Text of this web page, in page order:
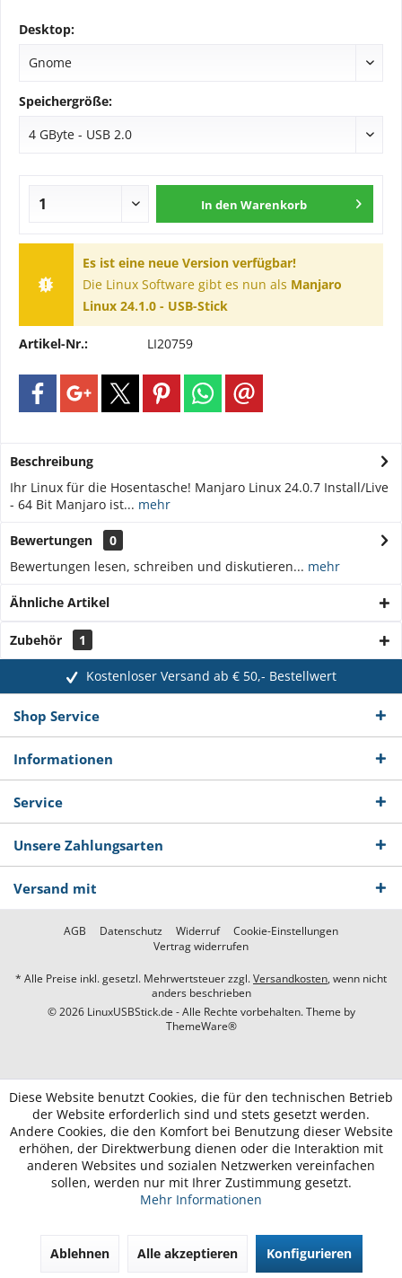
Desktop:
Speichergröße:
In den Warenkorb
Es ist eine neue Version verfügbar!
Die Linux Software gibt es nun als Manjaro
Linux 24.1.0 - USB-Stick
Artikel-Nr.: LI20759
Beschreibung
Ihr Linux für die Hosentasche! Manjaro Linux 24.0.7 Install/Live
- 64 Bit Manjaro ist... mehr
Bewertungen
0
Bewertungen lesen, schreiben und diskutieren... mehr
Ähnliche Artikel
Zubehör 1
Kostenloser Versand ab € 50,- Bestellwert
Shop Service
Informationen
Service
Unsere Zahlungsarten
Versand mit
AGB Datenschutz Widerruf
Cookie-Einstellungen
Vertrag widerrufen
* Alle Preise inkl. gesetzl. Mehrwertsteuer zzgl.Versandkosten, wenn nicht
anders beschrieben
© 2026 LinuxUSBStick.de - Alle Rechte vorbehalten. Theme by
ThemeWare®
Diese Website benutzt Cookies, die für den technischen Betrieb
der Website erforderlich sind und stets gesetzt werden.
Andere Cookies, die den Komfort bei Benutzung dieser Website
erhöhen, der Direktwerbung dienen oder die Interaktion mit
anderen Websites und sozialen Netzwerken vereinfachen
sollen, werden nur mit Ihrer Zustimmung gesetzt.
Mehr Informationen
Ablehnen Alle akzeptieren Konfigurieren